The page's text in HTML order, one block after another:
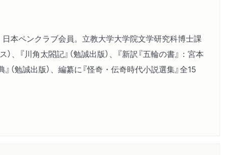
本ペンクラブ会員。立教大学大学院文学研究科博士課
『川角太閤記』（勉誠出版）、『新訳『五輪の書』：宮本
（勉誠出版）、編纂に『怪奇・伝奇時代小説選集』全15